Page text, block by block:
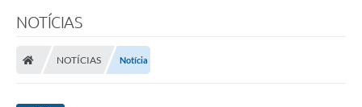
NOTÍCIAS
NOTÍCIAS Notícia